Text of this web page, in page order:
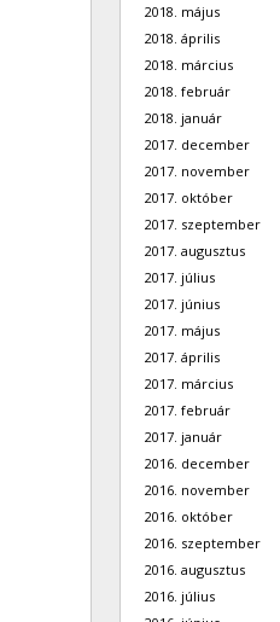
2018. május
2018. április
2018. március
2018. február
2018. január
2017. december
2017. november
2017. október
2017. szeptember
2017. augusztus
2017. július
2017. június
2017. május
2017. április
2017. március
2017. február
2017. január
2016. december
2016. november
2016. október
2016. szeptember
2016. augusztus
2016. július